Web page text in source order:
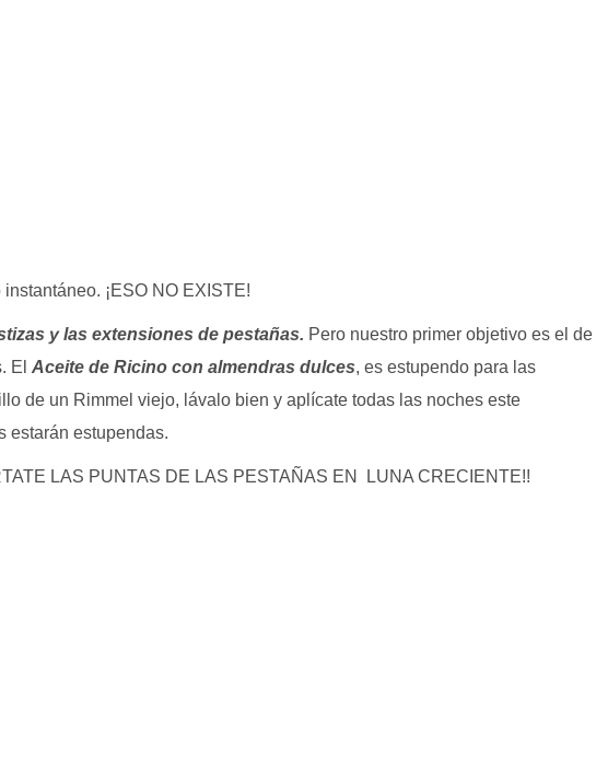
¡ESO NO EXISTE!
y las extensiones de pestañas. Pero nuestro primer objetivo es el de
El Aceite de Ricino con almendras dulces, es estupendo para las
de un Rimmel viejo, lávalo bien y aplícate todas las noches este
estarán estupendas.
LAS PUNTAS DE LAS PESTAÑAS EN LUNA CRECIENTE!!